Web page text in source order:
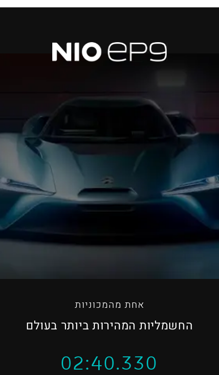
אחת מהמכוניות
החשמליות המהירות ביותר בעולם
02:40.330